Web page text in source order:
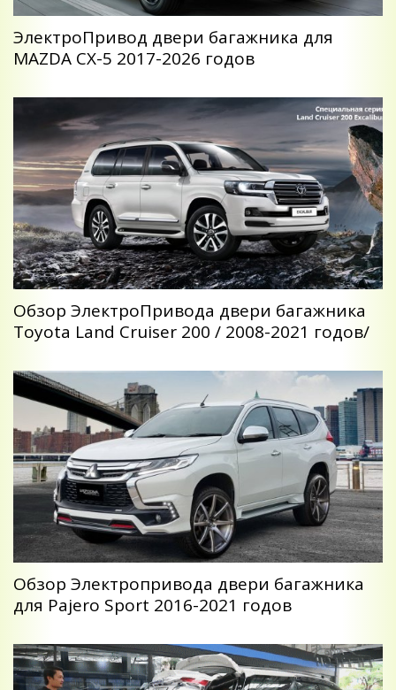
ЭлектроПривод двери багажника для
MAZDA CX-5 2017-2026 годов
Обзор ЭлектроПривода двери багажника
Toyota Land Cruiser 200 / 2008-2021 годов/
Обзор Электропривода двери багажника
для Pajero Sport 2016-2021 годов